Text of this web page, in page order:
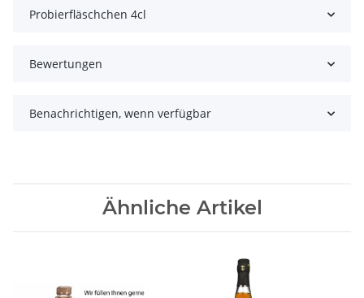
Probierfläschchen 4cl
Bewertungen
Benachrichtigen, wenn verfügbar
Ähnliche Artikel